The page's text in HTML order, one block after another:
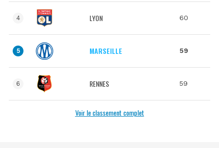
4 LYON 60
5 MARSEILLE 59
6 RENNES 59
Voir le classement complet